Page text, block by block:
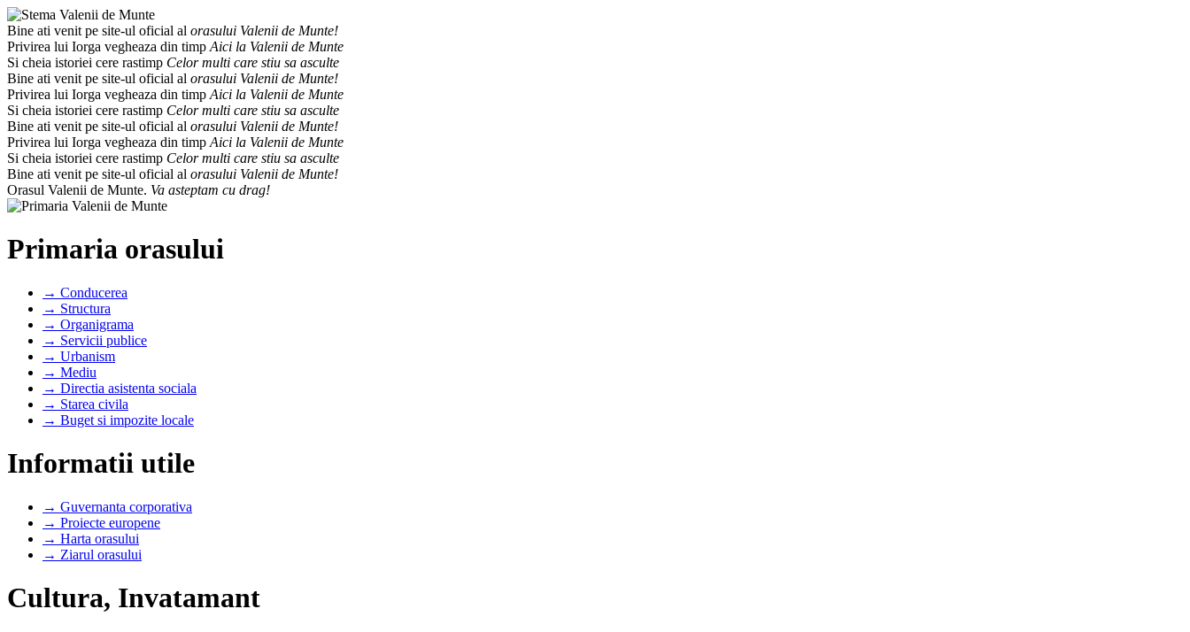
Bine ati venit pe site-ul oficial al orasului Valenii de Munte!
Privirea lui Iorga vegheaza din timp Aici la Valenii de Munte
Si cheia istoriei cere rastimp Celor multi care stiu sa asculte
Bine ati venit pe site-ul oficial al orasului Valenii de Munte!
Privirea lui Iorga vegheaza din timp Aici la Valenii de Munte
Si cheia istoriei cere rastimp Celor multi care stiu sa asculte
Bine ati venit pe site-ul oficial al orasului Valenii de Munte!
Privirea lui Iorga vegheaza din timp Aici la Valenii de Munte
Si cheia istoriei cere rastimp Celor multi care stiu sa asculte
Bine ati venit pe site-ul oficial al orasului Valenii de Munte!
Orasul Valenii de Munte. Va asteptam cu drag!
Primaria orasului
→ Conducerea
→ Structura
→ Organigrama
→ Servicii publice
→ Urbanism
→ Mediu
→ Directia asistenta sociala
→ Starea civila
→ Buget si impozite locale
Informatii utile
→ Guvernanta corporativa
→ Proiecte europene
→ Harta orasului
→ Ziarul orasului
Cultura, Invatamant